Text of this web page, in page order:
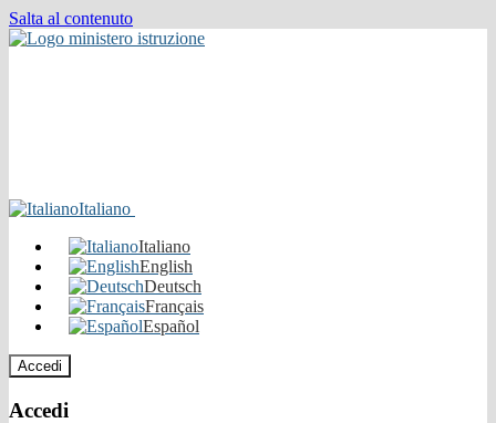
Salta al contenuto
Italiano
Italiano
English
Deutsch
Français
Español
Accedi
Accedi